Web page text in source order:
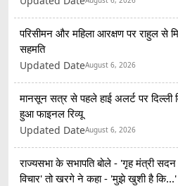
परिसीमन और महिला आरक्षण पर राहुल से
सहमति
Updated DateAugust 6, 2026
मानसून सत्र से पहले हाई अलर्ट पर दिल्ली
हुआ फाइनल रिव्यू
Updated DateAugust 6, 2026
राज्यसभा के सभापति बोले - 'गृह मंत्री
विचार' तो खरगे ने कहा - 'मुझे खुशी है कि...'